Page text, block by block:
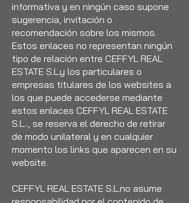
informativa y en ningún caso supone
sugerencia, invitación o
recomendación sobre los mismos.
Estos enlaces no representan ningún
tipo de relación entre CEFFYL REAL
ESTATE S.L.y los particulares o
empresas titulares de los websites a
los que puede accederse mediante
estos enlaces CEFFYL REAL ESTATE
S.L.., se reserva el derecho de retirar
de modo unilateral y en cualquier
momento los links que aparecen en su
website.
CEFFYL REAL ESTATE S.L.no asume